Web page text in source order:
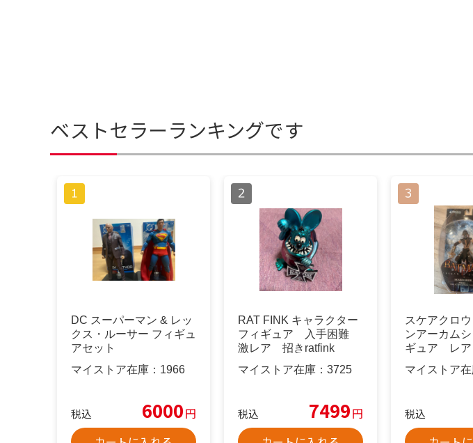
ベストセラーランキングです
DC スーパーマン & レッ
クス・ルーサー フィギュ
アセット
マイストア在庫： 1966
税込 6000円
RAT FINK キャラクター
フィギュア 入手困難
激レア 招きratfink
マイストア在庫： 3725
税込 7499円
スケアクロ
ンアーカム
ギュア レア
マイストア在
税込